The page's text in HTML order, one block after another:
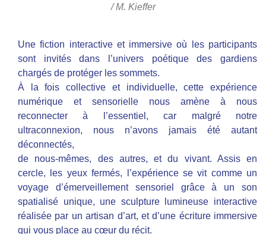
/ M. Kieffer
Une fiction interactive et immersive où les participants
sont invités dans l’univers poétique des gardiens
chargés de protéger les sommets.
À la fois collective et individuelle, cette expérience
numérique et sensorielle nous amène à nous
reconnecter à l’essentiel, car malgré notre
ultraconnexion, nous n’avons jamais été autant
déconnectés,
de nous-mêmes, des autres, et du vivant. Assis en
cercle, les yeux fermés, l’expérience se vit comme un
voyage d’émerveillement sensoriel grâce à un son
spatialisé unique, une sculpture lumineuse interactive
réalisée par un artisan d’art, et d’une écriture immersive
qui vous place au cœur du récit.